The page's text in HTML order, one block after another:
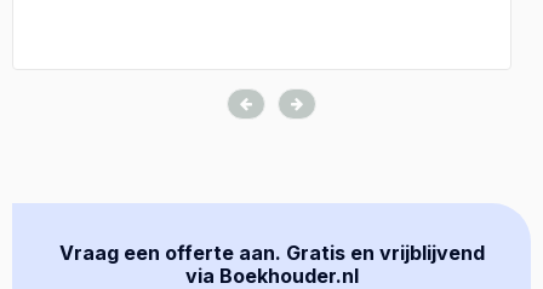
Vraag een offerte aan. Gratis en vrijblijvend
via Boekhouder.nl